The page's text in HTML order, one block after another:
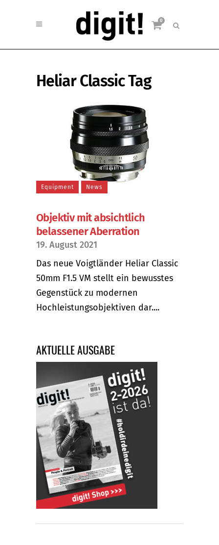
0
Heliar Classic Tag
Equipment News
Objektiv mit absichtlich
belassener Aberration
19. August 2021
Das neue Voigtländer Heliar Classic
50mm F1.5 VM stellt ein bewusstes
Gegenstück zu modernen
Hochleistungsobjektiven dar....
AKTUELLE AUSGABE